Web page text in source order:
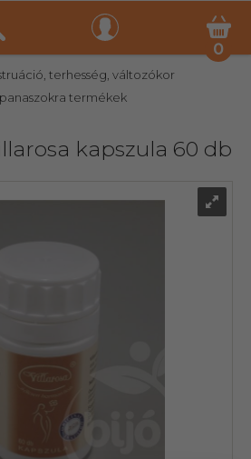
0
terhesség, változókor
termékek
kapszula 60 db